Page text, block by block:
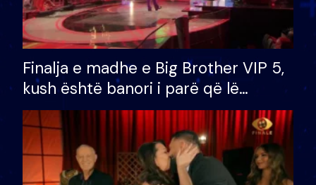
Finalja e madhe e Big Brother VIP 5,
kush është banori i parë që lë
shtëpinë dhe humb mundësinë për
të fituar çmimin e madh